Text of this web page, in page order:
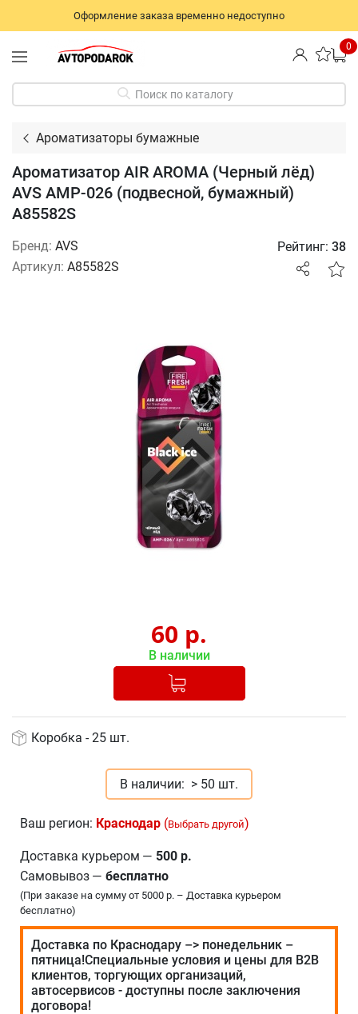
Оформление заказа временно недоступно
0
Поиск по каталогу
Ароматизаторы бумажные
Ароматизатор AIR AROMA (Черный лёд)
AVS AMP-026 (подвесной, бумажный)
A85582S
Бренд: AVS
Артикул: A85582S
Рейтинг: 38
60 р.
В наличии
Добавлено в корзину
Коробка - 25 шт.
В наличии: > 50 шт.
Ваш регион: Краснодар (Выбрать другой)
Доставка курьером — 500 р.
Самовывоз — бесплатно
(При заказе на сумму от 5000 р. – Доставка курьером
бесплатно)
Доставка по Краснодару –> понедельник –
пятница!Специальные условия и цены для В2В
клиентов, торгующих организаций,
автосервисов - доступны после заключения
договора!